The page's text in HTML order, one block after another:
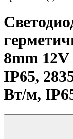
8mm
IP65,
Вт/м,